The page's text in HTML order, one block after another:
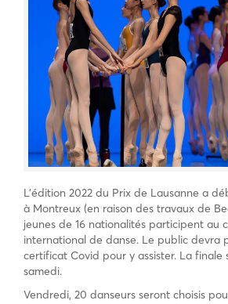
L’édition 2022 du Prix de Lausanne a
à Montreux (en raison des travaux de
jeunes de 16 nationalités participent au
international de danse. Le public devra
certificat Covid pour y assister. La finale
samedi.
Vendredi, 20 danseurs seront choisis